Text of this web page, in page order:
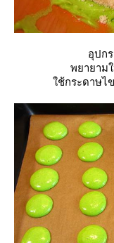
อุปก
พยายาม
ช้กระดาษไข